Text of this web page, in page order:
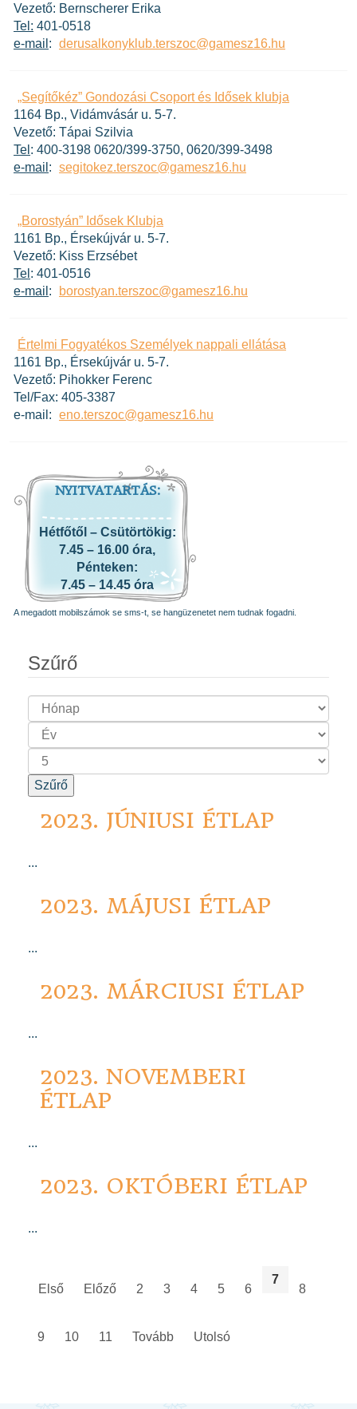
Vezető: Bernscherer Erika
Tel: 401-0518
e-mail : derusalkonyklub.terszoc@gamesz16.hu
„Segítőkéz” Gondozási Csoport és Idősek klubja
1164 Bp., Vidámvásár u. 5-7.
Vezető: Tápai Szilvia
Tel : 400-3198 0620/399-3750, 0620/399-3498
e-mail : segitokez.terszoc@gamesz16.hu
„Borostyán” Idősek Klubja
1161 Bp., Érsekújvár u. 5-7.
Vezető: Kiss Erzsébet
Tel : 401-0516
e-mail : borostyan.terszoc@gamesz16.hu
Értelmi Fogyatékos Személyek nappali ellátása
1161 Bp., Érsekújvár u. 5-7.
Vezető: Pihokker Ferenc
Tel/Fax: 405-3387
e-mail: eno.terszoc@gamesz16.hu
NYITVATARTÁS:
Hétfőtől – Csütörtökig:
7.45 – 16.00 óra,
Pénteken:
7.45 – 14.45 óra
A megadott mobilszámok se sms-t, se hangüzenetet nem tudnak fogadni.
Szűrő
Szűrő
2023. JÚNIUSI ÉTLAP
...
2023. MÁJUSI ÉTLAP
...
2023. MÁRCIUSI ÉTLAP
...
2023. NOVEMBERI
ÉTLAP
...
2023. OKTÓBERI ÉTLAP
...
Első Előző 2 3 4 5 6
7
8
9 10 11 Tovább Utolsó